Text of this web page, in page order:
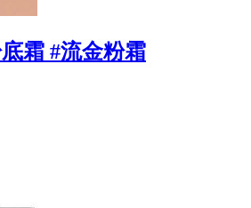
霜 #流金粉霜